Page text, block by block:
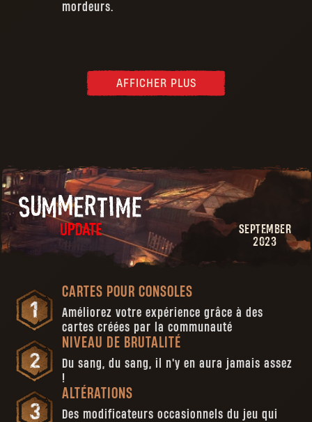
mordeurs.
AFFICHER PLUS
SEPTEMBER
2023
CARTES POUR CONSOLES
Améliorez votre expérience grâce à des
cartes créées par la communauté
NIVEAU DE BRUTALITÉ
Du sang, du sang, il n'y en aura jamais assez
!
ALTÉRATIONS
Des modificateurs occasionnels du jeu qui